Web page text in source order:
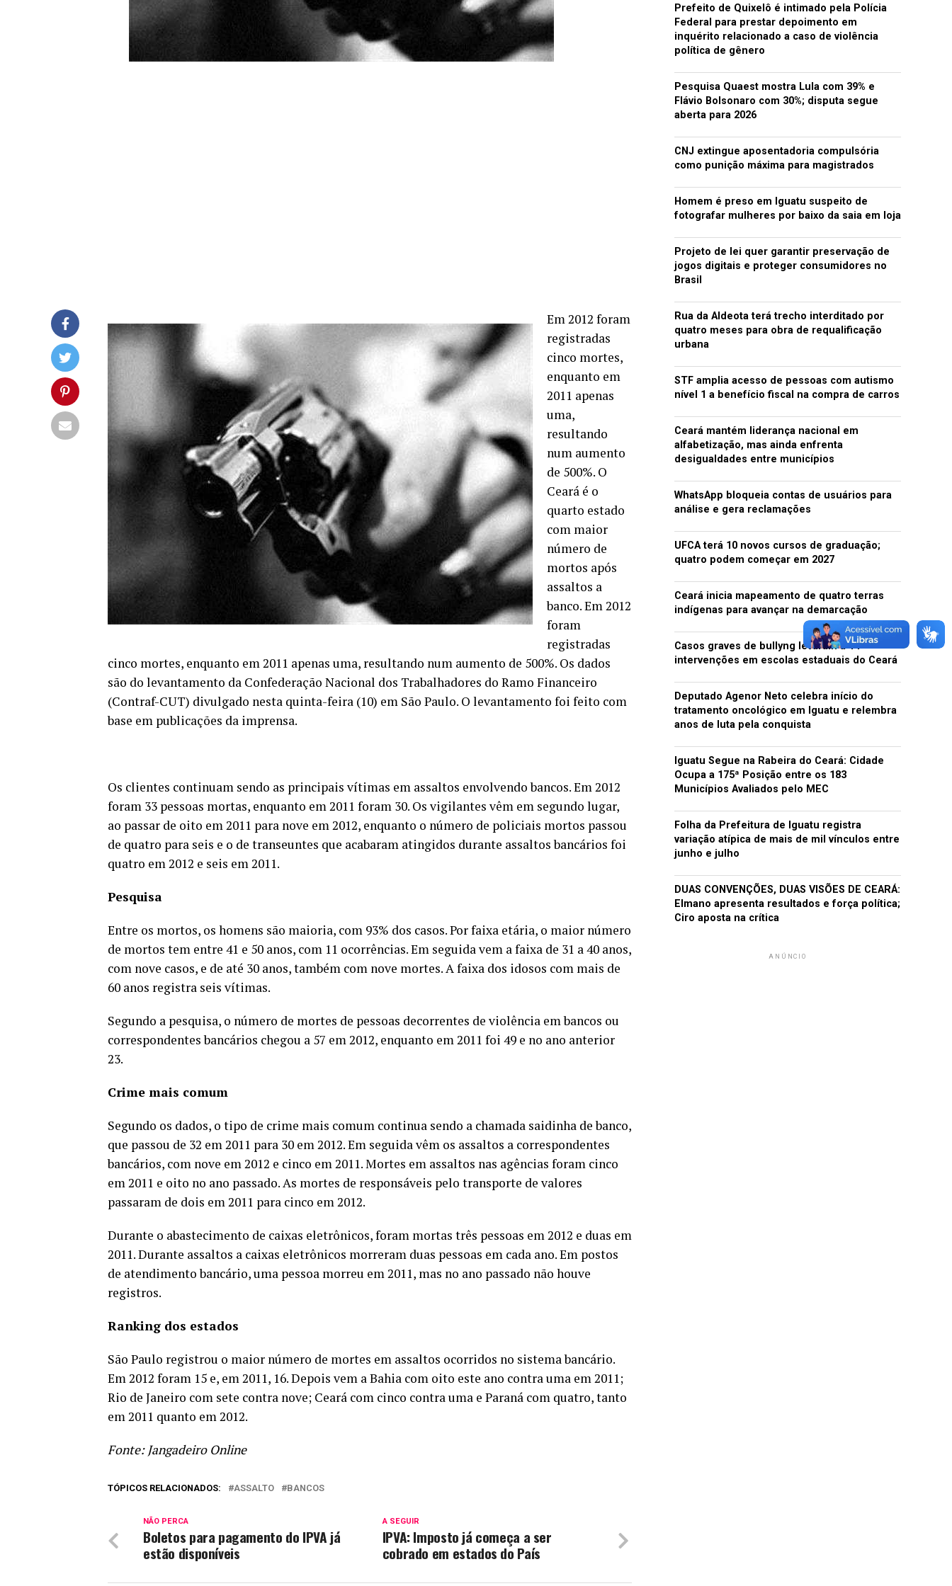
Em 2012 foram
registradas
cinco mortes,
enquanto em
2011 apenas
uma,
resultando
num aumento
de 500%. O
Ceará é o
quarto estado
com maior
número de
mortos após
assaltos a
banco. Em 2012
foram
registradas
cinco mortes, enquanto em 2011 apenas uma, resultando num aumento de 500%. Os dados
são do levantamento da Confederação Nacional dos Trabalhadores do Ramo Financeiro
(Contraf-CUT) divulgado nesta quinta-feira (10) em São Paulo. O levantamento foi feito com
base em publicações da imprensa.
Os clientes continuam sendo as principais vítimas em assaltos envolvendo bancos. Em 2012
foram 33 pessoas mortas, enquanto em 2011 foram 30. Os vigilantes vêm em segundo lugar,
ao passar de oito em 2011 para nove em 2012, enquanto o número de policiais mortos passou
de quatro para seis e o de transeuntes que acabaram atingidos durante assaltos bancários foi
quatro em 2012 e seis em 2011.
Pesquisa
Entre os mortos, os homens são maioria, com 93% dos casos. Por faixa etária, o maior número
de mortos tem entre 41 e 50 anos, com 11 ocorrências. Em seguida vem a faixa de 31 a 40 anos,
com nove casos, e de até 30 anos, também com nove mortes. A faixa dos idosos com mais de
60 anos registra seis vítimas.
Segundo a pesquisa, o número de mortes de pessoas decorrentes de violência em bancos ou
correspondentes bancários chegou a 57 em 2012, enquanto em 2011 foi 49 e no ano anterior
23.
Crime mais comum
Segundo os dados, o tipo de crime mais comum continua sendo a chamada saidinha de banco,
que passou de 32 em 2011 para 30 em 2012. Em seguida vêm os assaltos a correspondentes
bancários, com nove em 2012 e cinco em 2011. Mortes em assaltos nas agências foram cinco
em 2011 e oito no ano passado. As mortes de responsáveis pelo transporte de valores
passaram de dois em 2011 para cinco em 2012.
Durante o abastecimento de caixas eletrônicos, foram mortas três pessoas em 2012 e duas em
2011. Durante assaltos a caixas eletrônicos morreram duas pessoas em cada ano. Em postos
de atendimento bancário, uma pessoa morreu em 2011, mas no ano passado não houve
registros.
Ranking dos estados
São Paulo registrou o maior número de mortes em assaltos ocorridos no sistema bancário.
Em 2012 foram 15 e, em 2011, 16. Depois vem a Bahia com oito este ano contra uma em 2011;
Rio de Janeiro com sete contra nove; Ceará com cinco contra uma e Paraná com quatro, tanto
em 2011 quanto em 2012.
Fonte: Jangadeiro Online
TÓPICOS RELACIONADOS: ASSALTO BANCOS
A SEGUIR
IPVA: Imposto já começa a ser
cobrado em estados do País
NÃO PERCA
Boletos para pagamento do IPVA já
estão disponíveis
Prefeito de Quixelô é intimado pela Polícia
Federal para prestar depoimento em
inquérito relacionado a caso de violência
política de gênero
Pesquisa Quaest mostra Lula com 39% e
Flávio Bolsonaro com 30%; disputa segue
aberta para 2026
CNJ extingue aposentadoria compulsória
como punição máxima para magistrados
Homem é preso em Iguatu suspeito de
fotografar mulheres por baixo da saia em loja
Projeto de lei quer garantir preservação de
jogos digitais e proteger consumidores no
Brasil
Rua da Aldeota terá trecho interditado por
quatro meses para obra de requalificação
urbana
STF amplia acesso de pessoas com autismo
nível 1 a benefício fiscal na compra de carros
Ceará mantém liderança nacional em
alfabetização, mas ainda enfrenta
desigualdades entre municípios
WhatsApp bloqueia contas de usuários para
análise e gera reclamações
UFCA terá 10 novos cursos de graduação;
quatro podem começar em 2027
Ceará inicia mapeamento de quatro terras
indígenas para avançar na demarcação
Casos graves de bullyng levaram a 14
intervenções em escolas estaduais do Ceará
Deputado Agenor Neto celebra início do
tratamento oncológico em Iguatu e relembra
anos de luta pela conquista
Iguatu Segue na Rabeira do Ceará: Cidade
Ocupa a 175ª Posição entre os 183
Municípios Avaliados pelo MEC
Folha da Prefeitura de Iguatu registra
variação atípica de mais de mil vínculos entre
junho e julho
DUAS CONVENÇÕES, DUAS VISÕES DE CEARÁ:
Elmano apresenta resultados e força política;
Ciro aposta na crítica
ANÚNCIO